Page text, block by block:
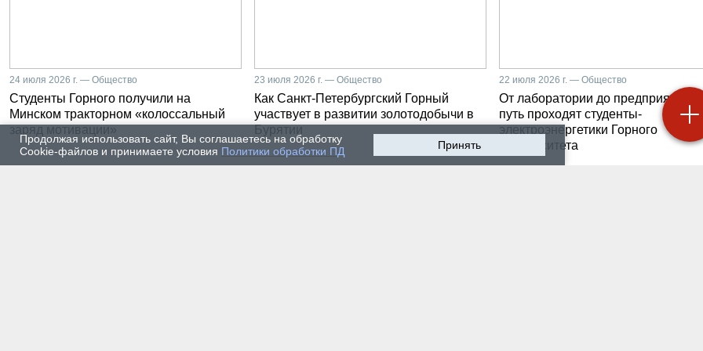
Продолжая использовать сайт, Вы соглашаетесь на обработку
Cookie-файлов и принимаете условия Политики обработки ПД Принять
24 июля 2026 г. — Общество
Студенты Горного получили на
Минском тракторном «колоссальный
заряд мотивации»
23 июля 2026 г. — Общество
Как Санкт-Петербургский Горный
участвует в развитии золотодобычи в
Бурятии
22 июля 2026 г. — Общество
От лаборатории до предприятия:
путь проходят студенты-
электроэнергетики Горного
университета